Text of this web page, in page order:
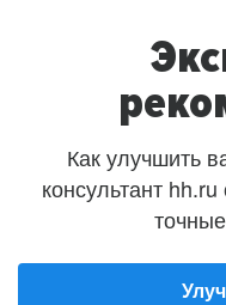
Как улучшить
консультант